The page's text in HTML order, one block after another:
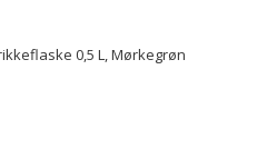
0,5 L, Mørkegrøn